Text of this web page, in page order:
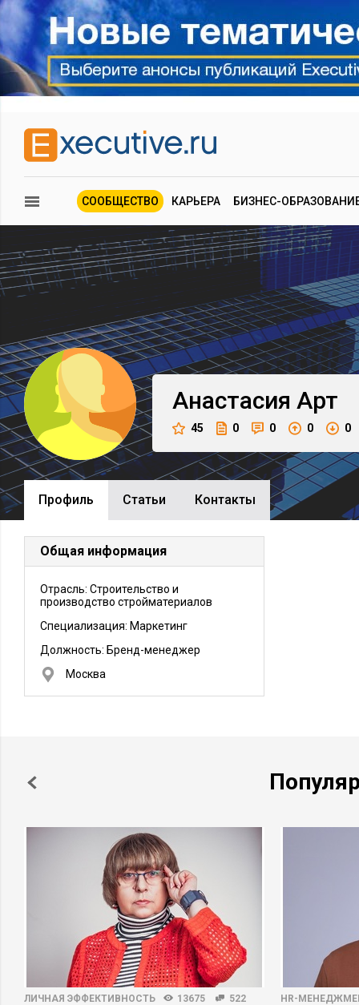
СООБЩЕСТВО КАРЬЕРА БИЗНЕС-
Анастасия Арт
45 0 0 0 0
Профиль Cтатьи Контакты
Общая информация
Отрасль: Строительство и
производство стройматериалов
Специализация: Маркетинг
Должность: Бренд-менеджер
Москва
ЛИЧНАЯ ЭФФЕКТИВНОСТЬ 13675 522 HR-